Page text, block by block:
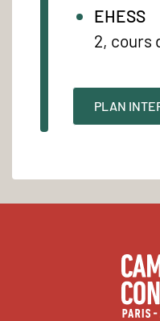
EHESS
2, cours
PLAN